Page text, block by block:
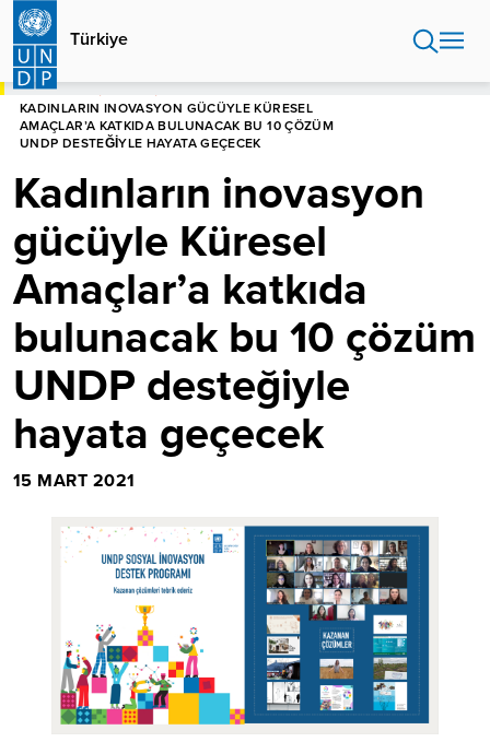
Ana
içeriğe
atla
Türkiye
ANASAYFA
KADINLARIN INOVASYON GÜCÜYLE KÜRESEL
AMAÇLAR’A KATKIDA BULUNACAK BU 10 ÇÖZÜM
UNDP DESTEĞIYLE HAYATA GEÇECEK
Kadınların inovasyon
gücüyle Küresel
Amaçlar’a katkıda
bulunacak bu 10 çözüm
UNDP desteğiyle
hayata geçecek
15 MART 2021